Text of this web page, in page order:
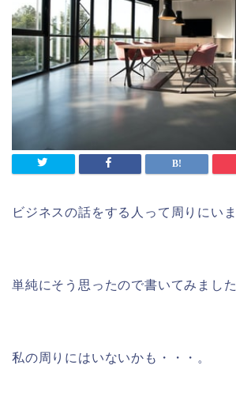
ビジネスの話をする人って周りにい
単純にそう思ったので書いてみまし
私の周りにはいないかも・・・。